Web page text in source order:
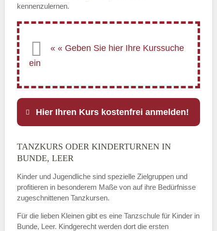
kennenzulernen.
Hier Ihren Kurs kostenfrei anmelden!
Name
E-Mail*
TANZKURS ODER KINDERTURNEN IN
BUNDE, LEER
Kinder und Jugendliche sind spezielle Zielgruppen und
profitieren in besonderem Maße von auf ihre Bedürfnisse
zugeschnittenen Tanzkursen.
Für die lieben Kleinen gibt es eine Tanzschule für Kinder in
Bunde, Leer. Kindgerecht werden dort die ersten